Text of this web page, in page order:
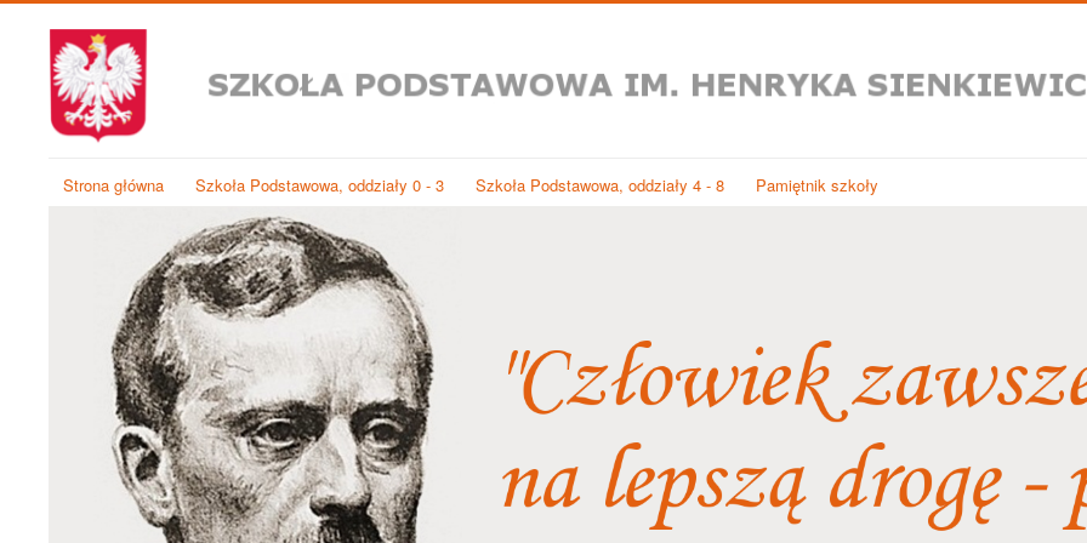
Strona główna Szkoła Podstawowa, oddziały 0 - 3 Szkoła Podstawowa, oddziały 4 - 8 Pamiętnik szkoły